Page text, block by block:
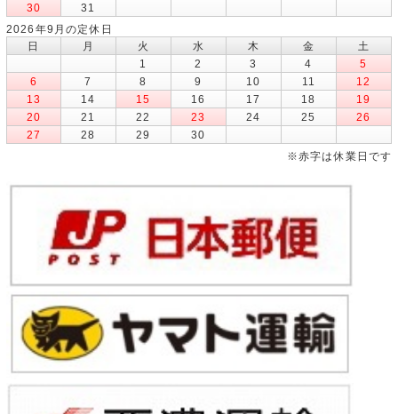
30
31
2026年9月の定休日
日
月 火 水 木 金
土
1
2 3 4
5
6
7 8 9 10 11
12
13
14 15 16 17 18
19
20
21 22 23 24 25
26
27
28 29
30
※赤字は休業日です